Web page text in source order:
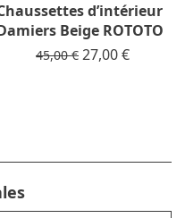
d’intérieur
Beige ROTOTO
Prix de base
45,00 € Prix
27,00 €